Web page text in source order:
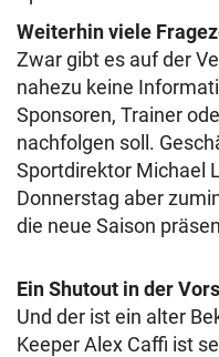
Weiterhin viele
Zwar gibt es auf der
nahezu keine
Sponsoren, Trainer
nachfolgen soll.
Sportdirektor Michael
Donnerstag aber
die neue Saison
Ein Shutout in der
Und der ist ein alter
Keeper Alex Caffi ist